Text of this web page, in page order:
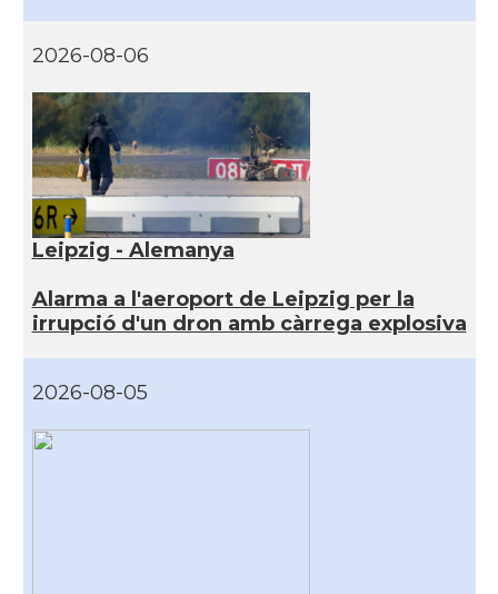
2026-08-06
Leipzig - Alemanya
Alarma a l'aeroport de Leipzig per la
irrupció d'un dron amb càrrega explosiva
2026-08-05